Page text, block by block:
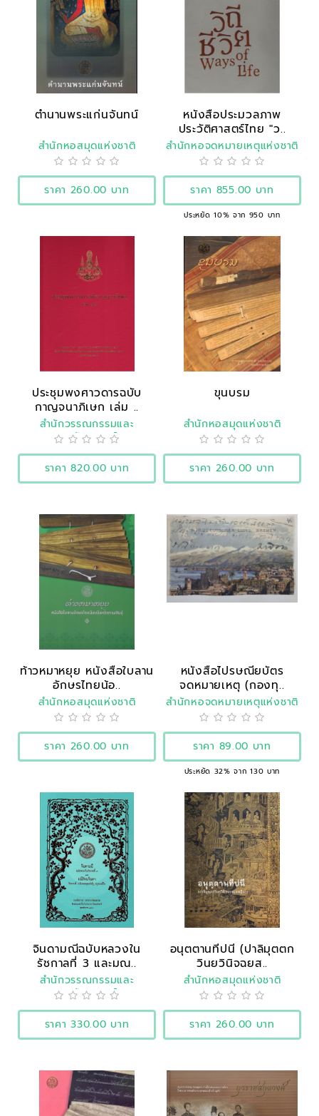
ตำนานพระแก่นจันทน์
สำนักหอสมุดแห่งชาติ
ราคา 260.00 บาท
หนังสือประมวลภาพ
ประวัติศาสตร์ไทย "ว..
สำนักหอจดหมายเหตุแห่งชาติ
ราคา 855.00 บาท
ประหยัด 10% จาก 950 บาท
ประชุมพงศาวดารฉบับ
กาญจนาภิเษก เล่ม ..
สำนักวรรณกรรมและ
ประวัติศาสตร์
ราคา 820.00 บาท
ขุนบรม
สำนักหอสมุดแห่งชาติ
ราคา 260.00 บาท
ท้าวหมาหยุย หนังสือใบลาน
อักษรไทยน้อ..
สำนักหอสมุดแห่งชาติ
ราคา 260.00 บาท
หนังสือไปรษณียบัตร
จดหมายเหตุ (กองทุ..
สำนักหอจดหมายเหตุแห่งชาติ
ราคา 89.00 บาท
ประหยัด 32% จาก 130 บาท
จินดามณีฉบับหลวงใน
รัชกาลที่ 3 และมณ..
สำนักวรรณกรรมและ
ประวัติศาสตร์
ราคา 330.00 บาท
อนุตตานทีปนี (ปาลิมุตตก
วินยวินิจฉยส..
สำนักหอสมุดแห่งชาติ
ราคา 260.00 บาท